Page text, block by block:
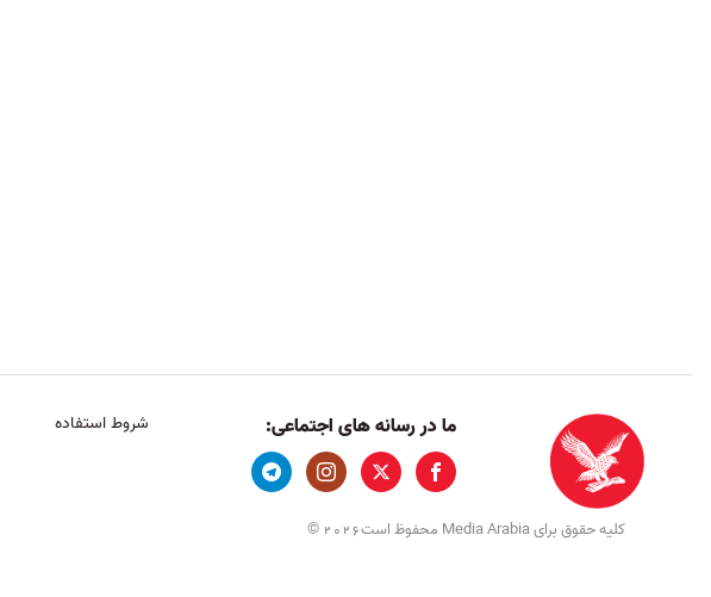
ما در رسانه های اجتماعی: شروط استفاده
کلیه حقوق برای Media Arabia محفوظ است 2026
©